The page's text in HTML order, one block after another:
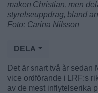
maken Christian, men
styrelseuppdrag, bland
Foto: Carina Nilsson
DELA
Det är snart två år sedan
vice ordförande i LRF:s
av de mest inflytelserika